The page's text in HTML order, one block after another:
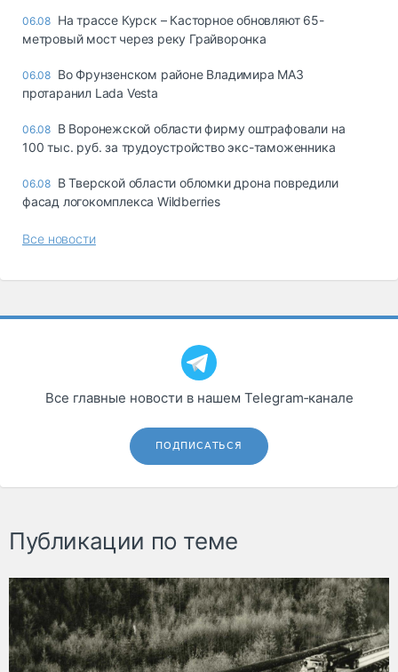
06.08 На трассе Курск – Касторное обновляют 65-
метровый мост через реку Грайворонка
06.08 Во Фрунзенском районе Владимира МАЗ
протаранил Lada Vesta
06.08 В Воронежской области фирму оштрафовали на
100 тыс. руб. за трудоустройство экс-таможенника
06.08 В Тверской области обломки дрона повредили
фасад логокомплекса Wildberries
Все новости
Все главные новости в нашем Telegram‑канале
ПОДПИСАТЬСЯ
Публикации по теме